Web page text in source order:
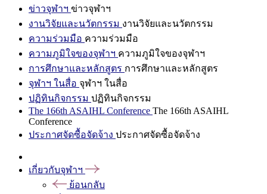
ข่าวจุฬาฯ ข่าวจุฬาฯ
งานวิจัยและนวัตกรรม งานวิจัยและนวัตกรรม
ความร่วมมือ ความร่วมมือ
ความภูมิใจของจุฬาฯ ความภูมิใจของจุฬาฯ
การศึกษาและหลักสูตร การศึกษาและหลักสูตร
จุฬาฯ ในสื่อ จุฬาฯ ในสื่อ
ปฏิทินกิจกรรม ปฏิทินกิจกรรม
The 166th ASAIHL Conference The 166th ASAIHL
Conference
ประกาศจัดซื้อจัดจ้าง ประกาศจัดซื้อจัดจ้าง
เกี่ยวกับจุฬาฯ
ย้อนกลับ